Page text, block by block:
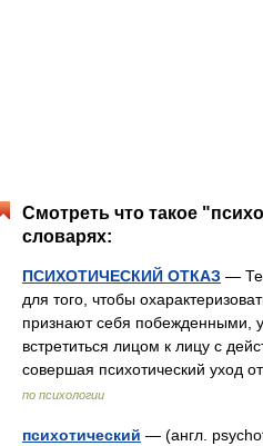
Смотреть что такое
словарях:
ПСИХОТИЧЕСКИЙ ОТКАЗ —
для того, чтобы
признают себя побежденными,
встретиться лицом к лицу с
совершая психотический уход
по психологии
психотический — (англ.